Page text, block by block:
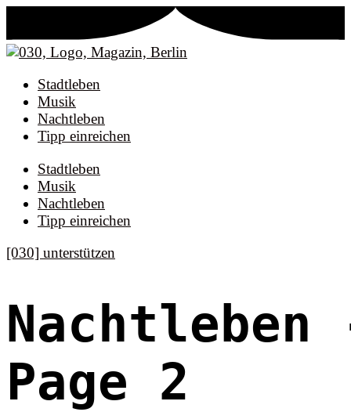
Stadtleben
Musik
Nachtleben
Tipp einreichen
Stadtleben
Musik
Nachtleben
Tipp einreichen
[030] unterstützen
Nachtleben
Page 2